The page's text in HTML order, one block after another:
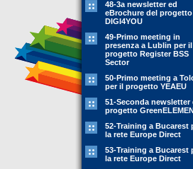
48-3a newsletter ed
eBrochure del progetto
DIGI4YOU
49-Primo meeting in
presenza a Lublin per il
progetto Register BSS
Sector
50-Primo meeting a
per il progetto YEAEU
51-Seconda newsletter
progetto
52-Training a Bucarest
la rete Europe Direct
53-Training a Bucarest
la rete Europe Direct